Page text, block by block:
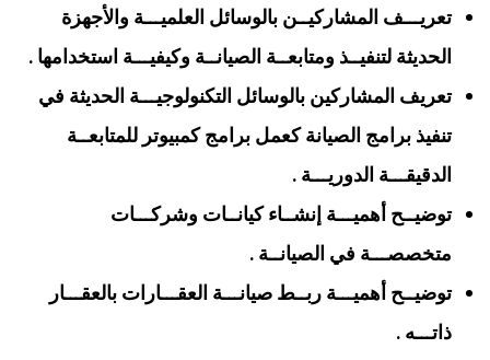
تعريـــف المشاركيــن بالوسائل العلميـــة والأجهزة
الحديثة لتنفيــذ ومتابعــة الصيانــة وكيفيـــة استخدامها .
تعريف المشاركين بالوسائل التكنولوجيـــة الحديثة في
تنفيذ برامج الصيانة كعمل برامج كمبيوتر للمتابعــة
الدقيقـــة الدوريـــة .
توضيــح أهميـــة إنشــاء كيانــات وشركـــات
متخصصـــة في الصيانــة .
توضيــح أهميـــة ربــط صيانـــة العقـــارات بالعقـــار
ذاتـــه .